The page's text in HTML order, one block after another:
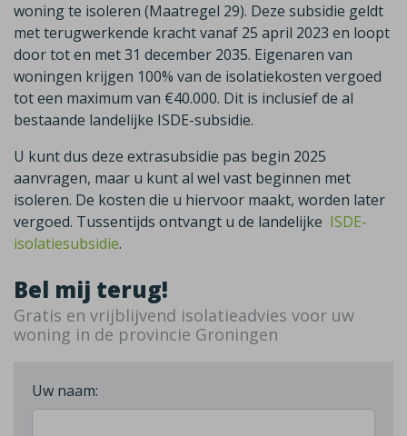
woning te isoleren (Maatregel 29). Deze subsidie geldt
met terugwerkende kracht vanaf 25 april 2023 en loopt
door tot en met 31 december 2035. Eigenaren van
woningen krijgen 100% van de isolatiekosten vergoed
tot een maximum van €40.000. Dit is inclusief de al
bestaande landelijke ISDE-subsidie.
U kunt dus deze extrasubsidie pas begin 2025
aanvragen, maar u kunt al wel vast beginnen met
isoleren. De kosten die u hiervoor maakt, worden later
vergoed. Tussentijds ontvangt u de landelijke ISDE-
isolatiesubsidie.
Bel mij terug!
Gratis en vrijblijvend isolatieadvies voor uw
woning in de provincie Groningen
Uw naam: